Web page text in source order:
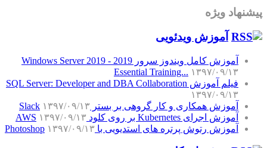
پیشنهاد ویژه
آموزش‌ ویدئویی
آموزش کامل ویندوز سرور 2019 - Windows Server 2019
Essential Training... ۱۳۹۷/۰۹/۱۳
فیلم آموزش SQL Server: Developer and DBA Collaboration
۱۳۹۷/۰۹/۱۳
آموزش همکاری و کار گروهی بر بستر Slack ۱۳۹۷/۰۹/۱۳
آموزش اجرای Kubernetes بر روی کلود AWS
۱۳۹۷/۰۹/۱۳
آموزش رتوش پرتره های استدیویی با Photoshop ۱۳۹۷/۰۹/۱۳